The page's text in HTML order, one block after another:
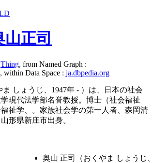
山正司
Thing, from Named Graph :
, within Data Space : ja.dbpedia.org
しょうじ、1947年 - ）は、日本の社会
現代法学部名誉教授。博士（社会福祉
祉学、。家族社会学の第一人者、森岡清
形県新庄市出身。
奥山 正司（おくやま しょうじ